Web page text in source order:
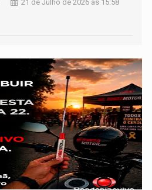
21 de Julho de 2026 às 15:58